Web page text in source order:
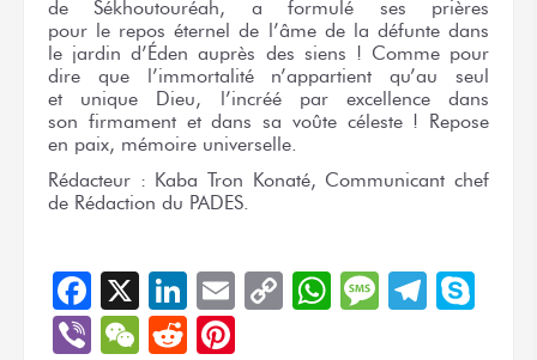
de Sékhoutouréah,
a formulé
ses prières
pour le repos éternelde l’âme de la défuntedans
le jardin d’Éden auprès des siens ! Comme pour
dire que l’immortalitén’appartientqu’au seul
et unique Dieu, l’incréé par excellencedans
son firmament et dans sa voûte céleste ! Repose
en paix, mémoire universelle.
Rédacteur : Kaba Tron Konaté, Communicant chef
de Rédaction du PADES.
Facebook
X LinkedIn
EmailCopyWhatsApp
Message
ViberWeChat
Reddit